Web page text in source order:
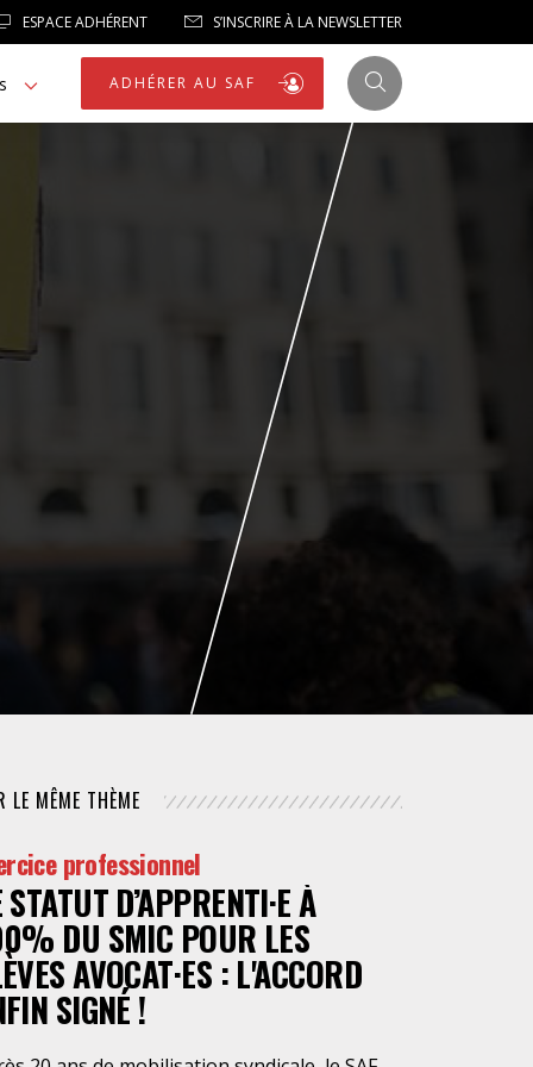
ESPACE ADHÉRENT S’INSCRIRE À LA NEWSLETTER
ADHÉRER AU SAF
NOTRE HOMMAGE
POLICE / MAINTIEN DE L'ORDRE
PROCÉDURE CIVILE
LE MÊME THÈME
professionnel
STATUT D’APPRENTI·E À
DU SMIC POUR LES
AVOCAT·ES : L'ACCORD
SIGNÉ !